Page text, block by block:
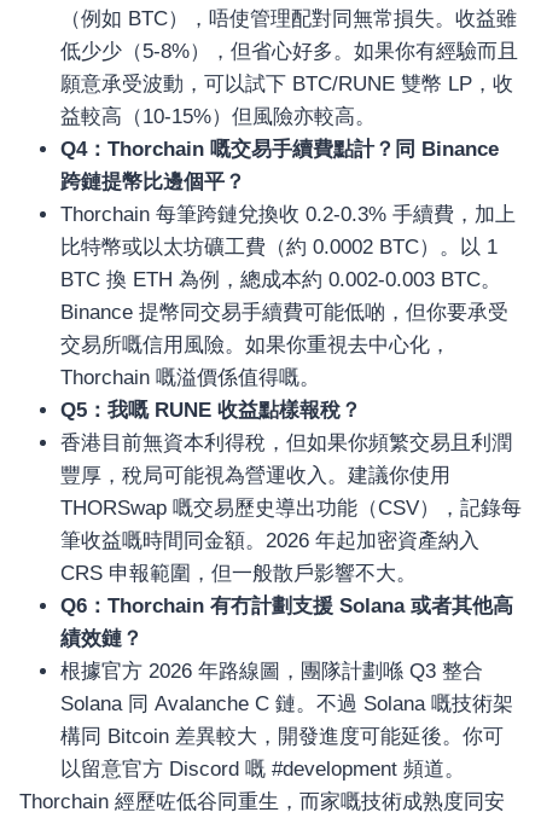
สินค้าตามแบรนด์
（例如 BTC），唔使管理配對同無常損失。收益雖
低少少（5-8%），但省心好多。如果你有經驗而且
願意承受波動，可以試下 BTC/RUNE 雙幣 LP，收
益較高（10-15%）但風險亦較高。
Q4：Thorchain 嘅交易手續費點計？同 Binance
跨鏈提幣比邊個平？
Thorchain 每筆跨鏈兌換收 0.2-0.3% 手續費，加上
比特幣或以太坊礦工費（約 0.0002 BTC）。以 1
BTC 換 ETH 為例，總成本約 0.002-0.003 BTC。
Binance 提幣同交易手續費可能低啲，但你要承受
交易所嘅信用風險。如果你重視去中心化，
Thorchain 嘅溢價係值得嘅。
Q5：我嘅 RUNE 收益點樣報稅？
香港目前無資本利得稅，但如果你頻繁交易且利潤
豐厚，稅局可能視為營運收入。建議你使用
THORSwap 嘅交易歷史導出功能（CSV），記錄每
筆收益嘅時間同金額。2026 年起加密資產納入
CRS 申報範圍，但一般散戶影響不大。
Q6：Thorchain 有冇計劃支援 Solana 或者其他高
績效鏈？
根據官方 2026 年路線圖，團隊計劃喺 Q3 整合
Solana 同 Avalanche C 鏈。不過 Solana 嘅技術架
構同 Bitcoin 差異較大，開發進度可能延後。你可
以留意官方 Discord 嘅 #development 頻道。
Thorchain 經歷咗低谷同重生，而家嘅技術成熟度同安